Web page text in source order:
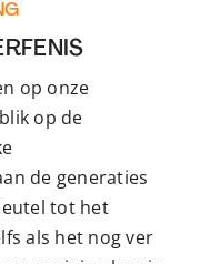
op onze
op de
de generaties
tot het
als het nog ver